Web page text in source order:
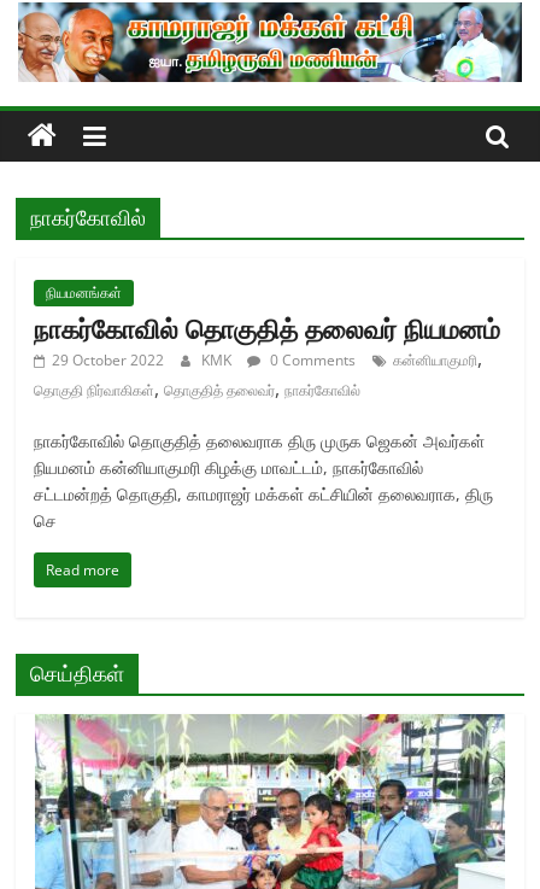
Skip
content
நாகர்கோவில்
நியமனங்கள்
நாகர்கோவில் தொகுதித் தலைவர் நியமனம்
29 October 2022 KMK 0 Comments கன்னியாகுமரி,
தொகுதி நிர்வாகிகள்,தொகுதித் தலைவர்,நாகர்கோவில்
நாகர்கோவில் தொகுதித் தலைவராக திரு முருக ஜெகன் அவர்கள்
நியமனம் கன்னியாகுமரி கிழக்கு மாவட்டம், நாகர்கோவில்
சட்டமன்றத் தொகுதி, காமராஜர் மக்கள் கட்சியின் தலைவராக, திரு
செ
Read more
செய்திகள்